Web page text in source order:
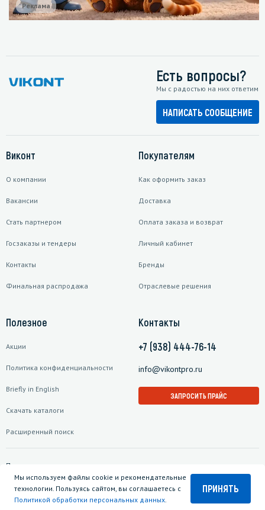
Реклама
Есть вопросы?
Мы с радостью на них ответим
НАПИСАТЬ СООБЩЕНИЕ
Виконт
О компании
Вакансии
Стать партнером
Госзаказы и тендеры
Контакты
Финальная распродажа
Покупателям
Как оформить заказ
Доставка
Оплата заказа и возврат
Личный кабинет
Бренды
Отраслевые решения
Полезное
Акции
Политика конфиденциальности
Briefly in English
Скачать каталоги
Расширенный поиск
Контакты
+7 (938) 444-76-14
info@vikontpro.ru
ЗАПРОСИТЬ ПРАЙС
Подписаться на рассылку
Мы используем файлы cookie и рекомендательные
технологии. Пользуясь сайтом, вы соглашаетесь с
Политикой обработки персональных данных.
ПРИНЯТЬ